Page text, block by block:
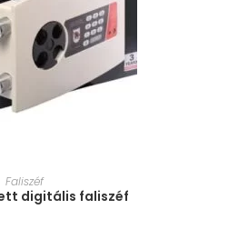
VÁLASZTÁSA
Faliszéf
digitális faliszéf